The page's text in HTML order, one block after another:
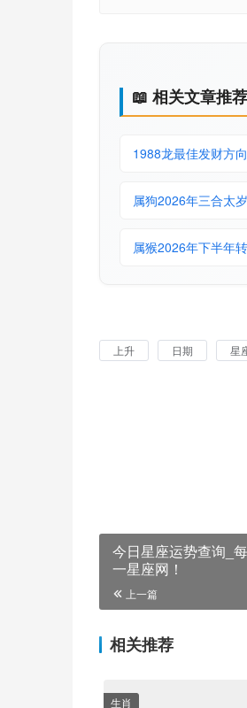
📖 相关文章推荐
1988龙最佳发财方向
属狗2026年三合太
属猴2026年下半年
上升 日期 星
今日星座运势查询_
一星座网！
上一篇
相关推荐
生肖